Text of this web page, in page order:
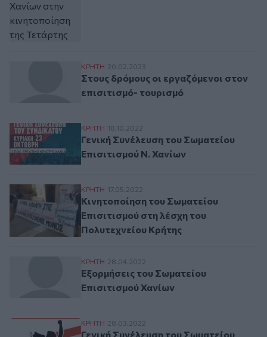
Στους δρόμους οι εργαζόμενοι στον
ΚΡΗΤΗ 20.02.2023
Στους δρόμους οι εργαζόμενοι στον
επισιτισμό- τουρισμό
Γενική Συνέλευση του Σωματείου
ΚΡΗΤΗ 18.10.2022
Γενική Συνέλευση του Σωματείου
Επισιτισμού Ν. Χανίων
Κινητοποίηση του Σωματείου
ΚΡΗΤΗ 17.05.2022
Κινητοποίηση του Σωματείου
Επισιτισμού στη λέσχη του
Πολυτεχνείου Κρήτης
Εξορμήσεις του Σωματείου Επισιτισμού
ΚΡΗΤΗ 28.04.2022
Εξορμήσεις του Σωματείου
Επισιτισμού Χανίων
Γενική Συνέλευση του Σωματείου
ΚΡΗΤΗ 28.03.2022
Γενική Συνέλευση του Σωματείου